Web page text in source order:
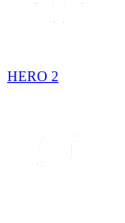
HERO 2